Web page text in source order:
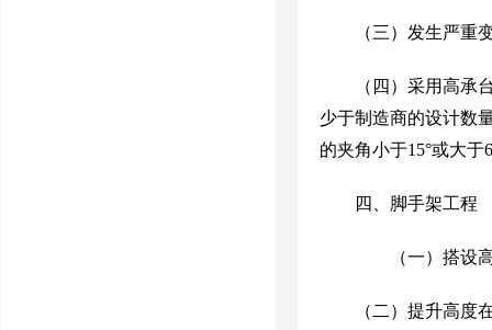
（三）发生严重
（四）采用高承
少于制造商的设计数
的夹角小于15°或大于
四、脚手架工程
（一）搭设
（二）提升高度